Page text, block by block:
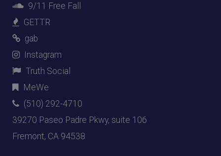
9/11 Free Fall
GETTR
gab
Instagram
Truth Social
MeWe
(510) 292-4710
39270 Paseo Padre Pkwy, suite 106
Fremont, CA 94538